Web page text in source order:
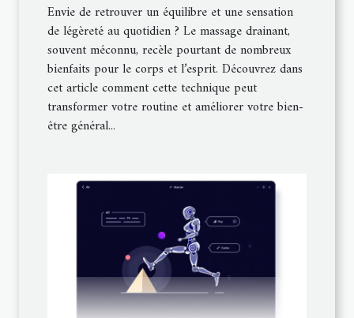
Envie de retrouver un équilibre et une sensation
de légèreté au quotidien ? Le massage drainant,
souvent méconnu, recèle pourtant de nombreux
bienfaits pour le corps et l’esprit. Découvrez dans
cet article comment cette technique peut
transformer votre routine et améliorer votre bien-
être général...